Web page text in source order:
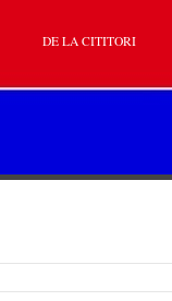
DE LA CITITORI